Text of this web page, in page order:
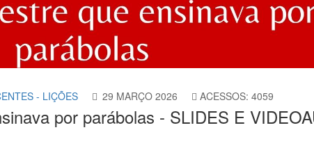
- LIÇÕES 29 MARÇO 2026 ACESSOS: 4059
por parábolas - SLIDES E